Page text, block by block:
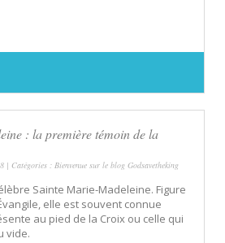
: la première témoin de la
| Catégories : Bienvenue sur le blog Godsavetheking
Sainte Marie-Madeleine. Figure
elle est souvent connue
au pied de la Croix ou celle qui
vide.